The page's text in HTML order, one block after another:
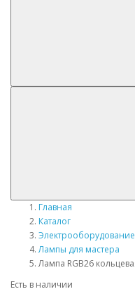
Главная
Каталог
Электрооборудование
Лампы для мастера
Лампа RGB26
Есть в наличии